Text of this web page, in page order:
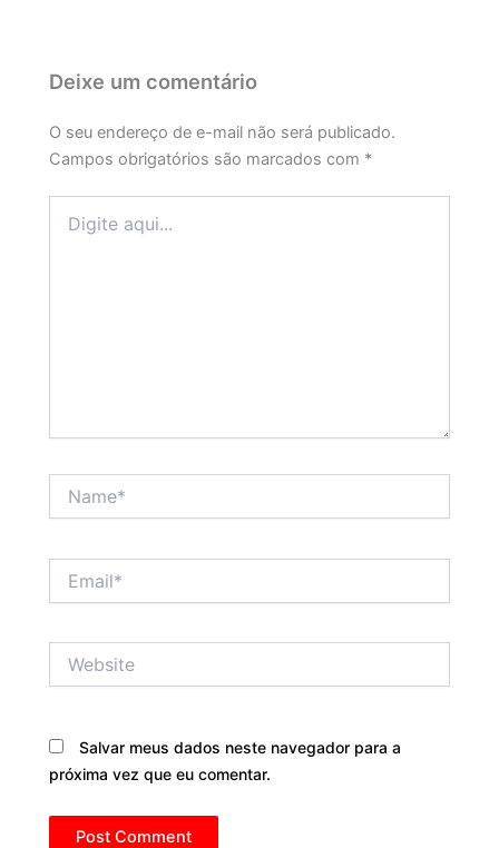
Deixe um comentário
O seu endereço de e-mail não será publicado.
Campos obrigatórios são marcados com *
aqui...
Salvar meus dados neste navegador para a
próxima vez que eu comentar.